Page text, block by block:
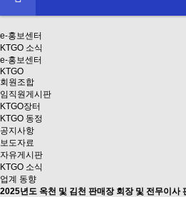
e-홍보센터
KTGO 소식
e-홍보센터
KTGO
회원조합
임직원게시판
KTGO장터
KTGO 동정
공지사항
보도자료
자유게시판
KTGO 소식
업계 동향
2025년도 옥천 및 김천 판매장 회장 및 전무이사